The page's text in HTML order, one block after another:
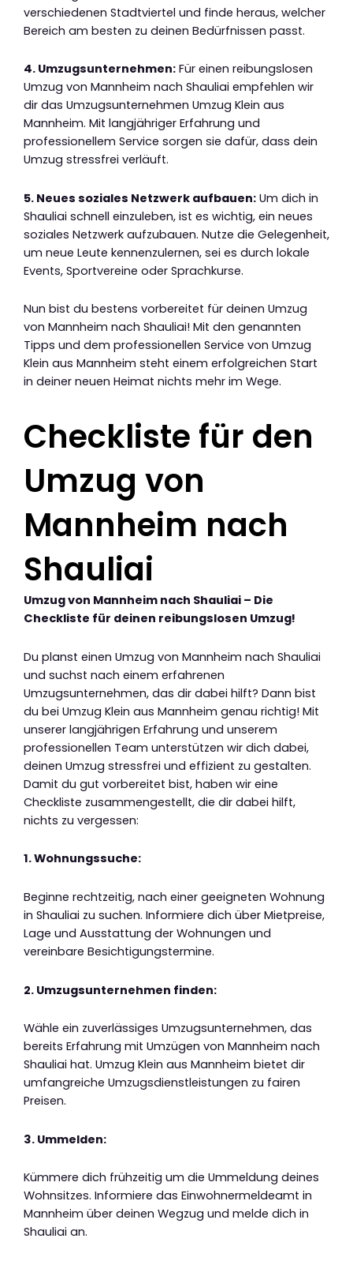
verschiedenen Stadtviertel und finde heraus, welcher
Bereich am besten zu deinen Bedürfnissen passt.
4. Umzugsunternehmen: Für einen reibungslosen
Umzug von Mannheim nach Shauliai empfehlen wir
dir das Umzugsunternehmen Umzug Klein aus
Mannheim. Mit langjähriger Erfahrung und
professionellem Service sorgen sie dafür, dass dein
Umzug stressfrei verläuft.
5. Neues soziales Netzwerk aufbauen: Um dich in
Shauliai schnell einzuleben, ist es wichtig, ein neues
soziales Netzwerk aufzubauen. Nutze die Gelegenheit,
um neue Leute kennenzulernen, sei es durch lokale
Events, Sportvereine oder Sprachkurse.
Nun bist du bestens vorbereitet für deinen Umzug
von Mannheim nach Shauliai! Mit den genannten
Tipps und dem professionellen Service von Umzug
Klein aus Mannheim steht einem erfolgreichen Start
in deiner neuen Heimat nichts mehr im Wege.
Checkliste für den
Umzug von
Mannheim nach
Shauliai
Umzug von Mannheim nach Shauliai – Die
Checkliste für deinen reibungslosen Umzug!
Du planst einen Umzug von Mannheim nach Shauliai
und suchst nach einem erfahrenen
Umzugsunternehmen, das dir dabei hilft? Dann bist
du bei Umzug Klein aus Mannheim genau richtig! Mit
unserer langjährigen Erfahrung und unserem
professionellen Team unterstützen wir dich dabei,
deinen Umzug stressfrei und effizient zu gestalten.
Damit du gut vorbereitet bist, haben wir eine
Checkliste zusammengestellt, die dir dabei hilft,
nichts zu vergessen:
1. Wohnungssuche:
Beginne rechtzeitig, nach einer geeigneten Wohnung
in Shauliai zu suchen. Informiere dich über Mietpreise,
Lage und Ausstattung der Wohnungen und
vereinbare Besichtigungstermine.
2. Umzugsunternehmen finden:
Wähle ein zuverlässiges Umzugsunternehmen, das
bereits Erfahrung mit Umzügen von Mannheim nach
Shauliai hat. Umzug Klein aus Mannheim bietet dir
umfangreiche Umzugsdienstleistungen zu fairen
Preisen.
3. Ummelden:
Kümmere dich frühzeitig um die Ummeldung deines
Wohnsitzes. Informiere das Einwohnermeldeamt in
Mannheim über deinen Wegzug und melde dich in
Shauliai an.